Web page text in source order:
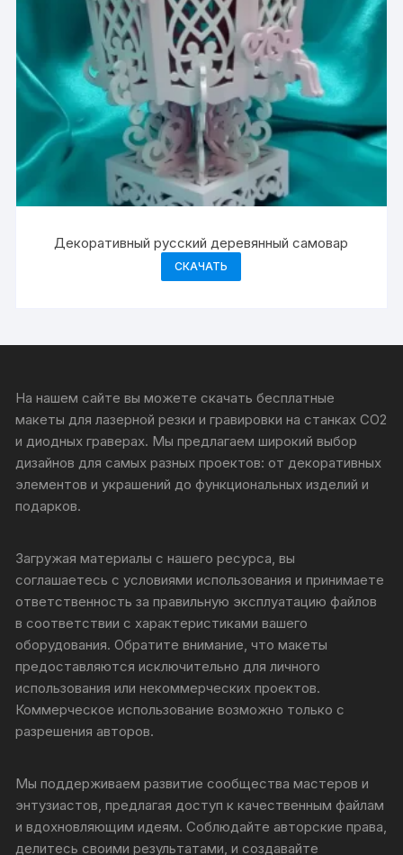
Декоративный русский деревянный самовар
СКАЧАТЬ
На нашем сайте вы можете скачать бесплатные
макеты для лазерной резки и гравировки на станках CO2
и диодных граверах. Мы предлагаем широкий выбор
дизайнов для самых разных проектов: от декоративных
элементов и украшений до функциональных изделий и
подарков.
Загружая материалы с нашего ресурса, вы
соглашаетесь с условиями использования и принимаете
ответственность за правильную эксплуатацию файлов
в соответствии с характеристиками вашего
оборудования. Обратите внимание, что макеты
предоставляются исключительно для личного
использования или некоммерческих проектов.
Коммерческое использование возможно только с
разрешения авторов.
Мы поддерживаем развитие сообщества мастеров и
энтузиастов, предлагая доступ к качественным файлам
и вдохновляющим идеям. Соблюдайте авторские права,
делитесь своими результатами, и создавайте